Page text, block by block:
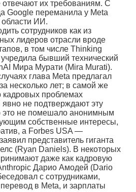
их требованиям. С
Google переманила у Meta
области ИИ.
сотрудников как из
лидеров отрасли вроде
в том числе Thinking
бывший технический
Мира Мурати (Mira Murati).
глава Meta предлагал
несколько лет; в самой же
кадровых проблемах
не подтверждают эту
не помешало анонимным
собственные интересы,
а Forbes USA —
представитель гиганта
(Ryan Daniels). В некоторых
даже как кадровую
Дарио Амодей (Dario
с сотрудниками,
в Meta, и зарплаты